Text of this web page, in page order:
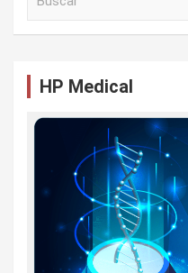
HP Medical